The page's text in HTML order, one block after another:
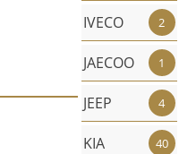
IVECO 2
JAECOO 1
JEEP 4
KIA 40